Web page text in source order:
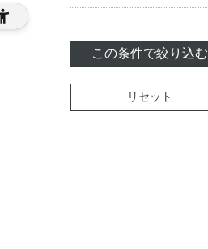
この条件で絞り込む
リセット